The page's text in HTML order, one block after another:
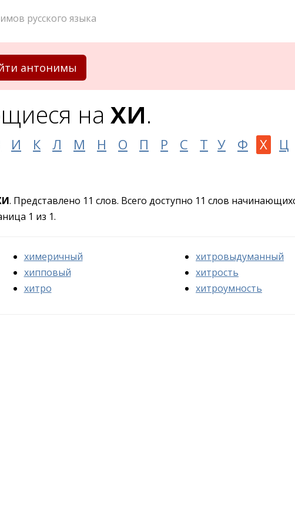
русского языка
антонимы
на ХИ.
И К Л М Н О П Р С Т У Ф Х Ц
. Представлено 11 слов. Всего доступно 11 слов
1 из 1.
химеричный
хипповый
хитро
хитровыдуманный
хитрость
хитроумность